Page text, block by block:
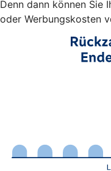
Denn dann können Sie
oder Werbungskosten